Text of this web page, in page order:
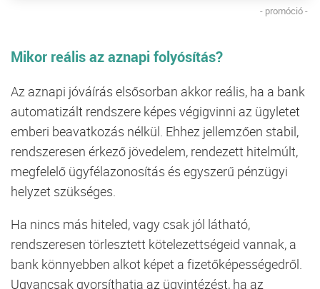
- promóció -
Mikor reális az aznapi folyósítás?
Az aznapi jóváírás elsősorban akkor reális, ha a bank
automatizált rendszere képes végigvinni az ügyletet
emberi beavatkozás nélkül. Ehhez jellemzően stabil,
rendszeresen érkező jövedelem, rendezett hitelmúlt,
megfelelő ügyfélazonosítás és egyszerű pénzügyi
helyzet szükséges.
Ha nincs más hiteled, vagy csak jól látható,
rendszeresen törlesztett kötelezettségeid vannak, a
bank könnyebben alkot képet a fizetőképességedről.
Ugyancsak gyorsíthatja az ügyintézést, ha az